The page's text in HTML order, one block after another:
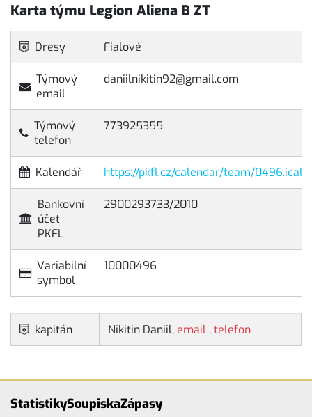
Karta týmu Legion Aliena B ZT
Dresy Fialové
Týmový
email
daniilnikitin92@gmail.com
Týmový
telefon
773925355
Kalendář https://pkfl.cz/calendar/team/0496.ical
Bankovní
účet
PKFL
2900293733/2010
Variabilní
symbol
10000496
kapitán Nikitin Daniil, email ,telefon
StatistikySoupiskaZápasy